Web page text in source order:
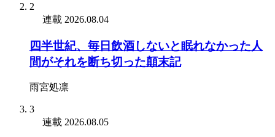
2
連載 2026.08.04
四半世紀、毎日飲酒しないと眠れなかった人
間がそれを断ち切った顛末記
雨宮処凛
3
連載 2026.08.05